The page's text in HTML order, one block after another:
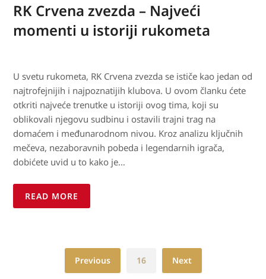
RK Crvena zvezda – Najveći
momenti u istoriji rukometa
U svetu rukometa, RK Crvena zvezda se ističe kao jedan od
najtrofejnijih i najpoznatijih klubova. U ovom članku ćete
otkriti najveće trenutke u istoriji ovog tima, koji su
oblikovali njegovu sudbinu i ostavili trajni trag na
domaćem i međunarodnom nivou. Kroz analizu ključnih
mečeva, nezaboravnih pobeda i legendarnih igrača,
dobićete uvid u to kako je…
READ MORE
Previous 16 Next